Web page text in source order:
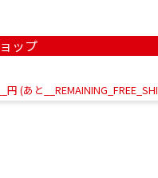
ップ
円(あと